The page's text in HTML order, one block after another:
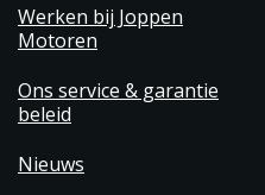
Werken bij Joppen
Motoren
Ons service & garantie
beleid
Nieuws